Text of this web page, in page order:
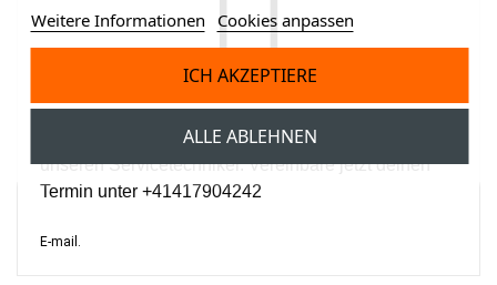
Nutze unseren Montageservice bei dir vor Ort, durch
unseren Servicetechniker. Vereinbare jetzt deinen
Termin unter +41417904242
E-mail.
Weitere Informationen Cookies anpassen
ALLE ABLEHNEN
ICH AKZEPTIERE